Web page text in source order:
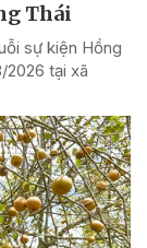
Thái
sự kiện Hồng
2026 tại xã